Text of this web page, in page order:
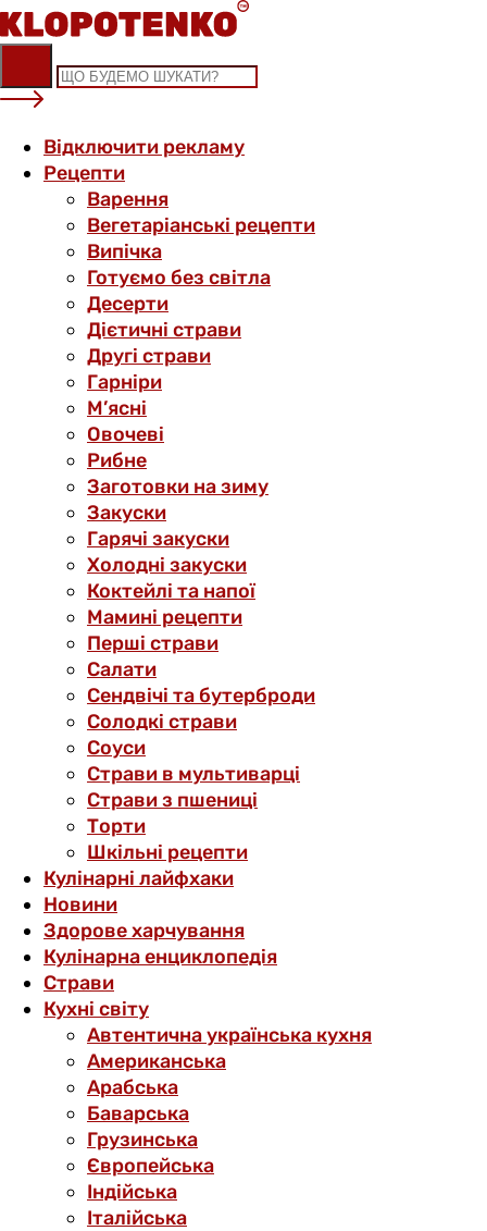
Skip
to
content
Відключити рекламу
Рецепти
Варення
Вегетаріанські рецепти
Випічка
Готуємо без світла
Десерти
Дієтичні страви
Другі страви
Гарніри
М’ясні
Овочеві
Рибне
Заготовки на зиму
Закуски
Гарячі закуски
Холодні закуски
Коктейлі та напої
Мамині рецепти
Перші страви
Салати
Сендвічі та бутерброди
Солодкі страви
Соуси
Страви в мультиварці
Страви з пшениці
Торти
Шкільні рецепти
Кулінарні лайфхаки
Новини
Здорове харчування
Кулінарна енциклопедія
Страви
Кухні світу
Автентична українська кухня
Американська
Арабська
Баварська
Грузинська
Європейська
Індійська
Італійська